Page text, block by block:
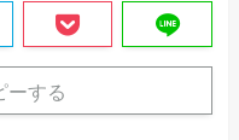
ーする